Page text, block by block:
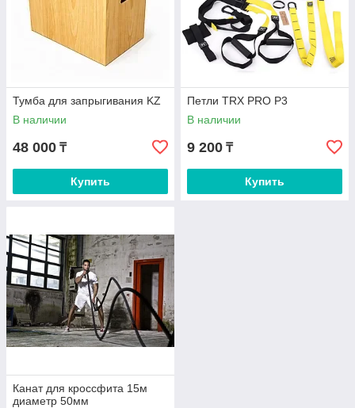
Тумба для запрыгивания KZ
В наличии
48 000 ₸
Купить
Петли TRX PRO P3
В наличии
9 200 ₸
Купить
Канат для кроссфита 15м
диаметр 50мм